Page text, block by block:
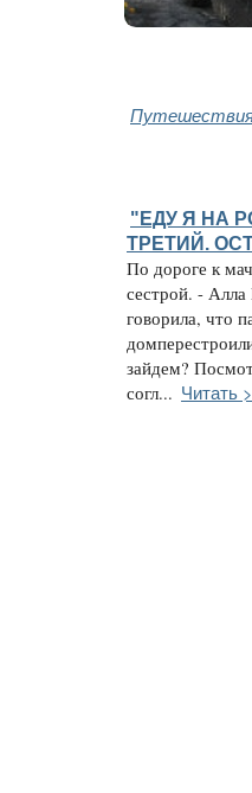
"ЕДУ Я НА
ТРЕТИЙ.
По дороге к
сестрой. -
говорила, что
зайдем?
согл... Читать